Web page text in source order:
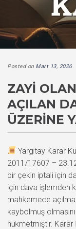
Posted on Mart 13, 2026
ZAYI
AÇILAN
ÜZERINE
Yargıtay Karar
2011/17607 –
bir çekin iptali için
için dava işlemden
mahkemece
kaybolmuş
hükmetmiştir.